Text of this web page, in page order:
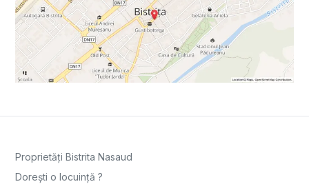
Proprietăți Bistrita Nasaud
Dorești o locuință ?